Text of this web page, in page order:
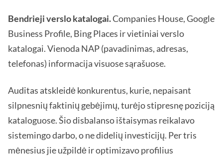
Bendrieji verslo katalogai.Companies House, Google
Business Profile, Bing Places ir vietiniai verslo
katalogai. Vienoda NAP (pavadinimas, adresas,
telefonas) informacija visuose sąrašuose.
Auditas atskleidė konkurentus, kurie, nepaisant
silpnesnių faktinių gebėjimų, turėjo stipresnę poziciją
kataloguose. Šio disbalanso ištaisymas reikalavo
sistemingo darbo, o ne didelių investicijų. Per tris
mėnesius jie užpildė ir optimizavo profilius